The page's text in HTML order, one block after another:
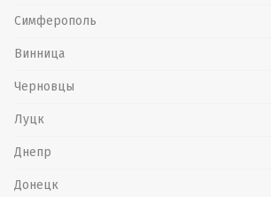
Симферополь
Винница
Черновцы
Луцк
Днепр
Донецк